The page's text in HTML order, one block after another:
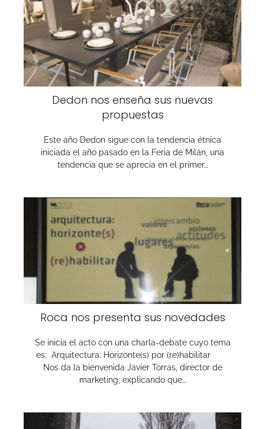
Dedon nos enseña sus nuevas
propuestas
Este año Dedon sigue con la tendencia étnica
iniciada el año pasado en la Feria de Milán, una
tendencia que se aprecia en el primer…
Roca nos presenta sus novedades
Se inicia el acto con una charla-debate cuyo tema
es: Arquitectura: Horizonte(s) por (re)habilitar
Nos da la bienvenida Javier Torras, director de
marketing, explicando que…